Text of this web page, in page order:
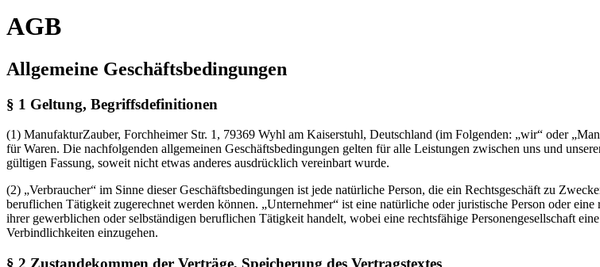
AGB
Allgemeine Geschäftsbedingungen
§ 1 Geltung, Begriffsdefinitionen
(1) ManufakturZauber, Forchheimer Str. 1, 79369 Wyhl am Kaiserstuhl, Deutschland (im Folgenden: „wir“ oder
für Waren. Die nachfolgenden allgemeinen Geschäftsbedingungen gelten für alle Leistungen zwischen uns und
gültigen Fassung, soweit nicht etwas anderes ausdrücklich vereinbart wurde.
(2) „Verbraucher“ im Sinne dieser Geschäftsbedingungen ist jede natürliche Person, die ein Rechtsgeschäft zu
beruflichen Tätigkeit zugerechnet werden können. „Unternehmer“ ist eine natürliche oder juristische Person oder
ihrer gewerblichen oder selbständigen beruflichen Tätigkeit handelt, wobei eine rechtsfähige Personengesellschaft
Verbindlichkeiten einzugehen.
§ 2 Zustandekommen der Verträge, Speicherung des Vertragstextes